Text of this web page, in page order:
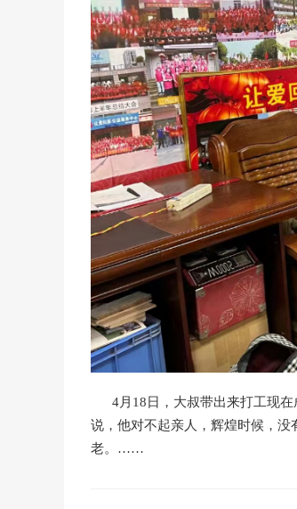
4月18日，大叔带出来打工现在
说，他对不起亲人，辉煌时候，
老。……